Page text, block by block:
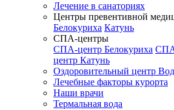
Лечение в санаториях
Центры превентивной
Белокуриха Катунь
СПА-центры
СПА-центр Белокуриха
центр Катунь
Оздоровительный центр
Лечебные факторы курорта
Наши врачи
Термальная вода